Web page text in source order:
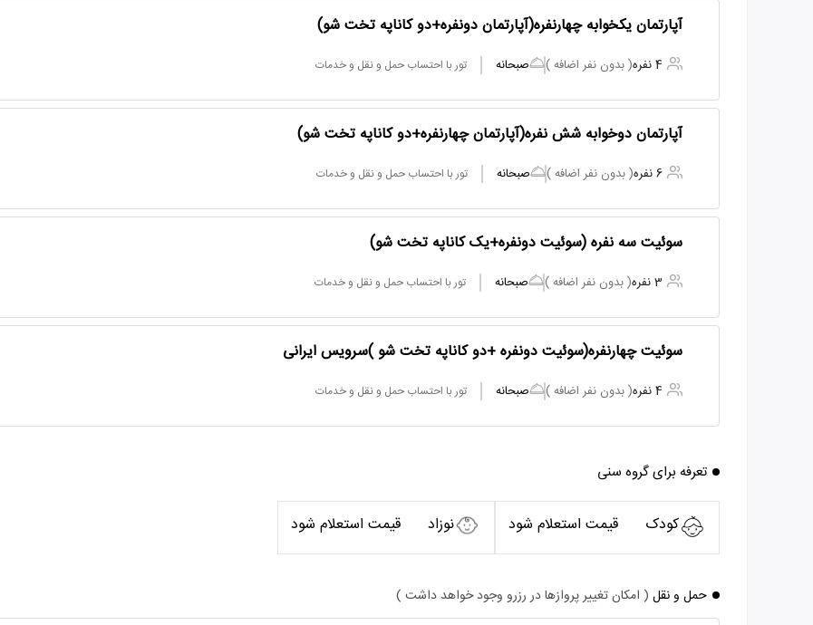
آپارتمان یکخوابه چهارنفره(آپارتمان دونفره+دو کاناپه تخت شو)
4 نفره ( بدون نفر اضافه ) صبحانه تور با احتساب حمل و نقل و خدمات
آپارتمان دوخوابه شش نفره(آپارتمان چهارنفره+دو کاناپه تخت شو)
6 نفره ( بدون نفر اضافه ) صبحانه تور با احتساب حمل و نقل و خدمات
سوئیت سه نفره (سوئیت دونفره+یک کاناپه تخت شو)
3 نفره ( بدون نفر اضافه ) صبحانه تور با احتساب حمل و نقل و خدمات
سوئیت چهارنفره(سوئیت دونفره +دو کاناپه تخت شو )سرویس ایرانی
4 نفره ( بدون نفر اضافه ) صبحانه تور با احتساب حمل و نقل و خدمات
تعرفه برای گروه سنی
کودک قیمت استعلام شود نوزاد قیمت استعلام شود
حمل و نقل ( امکان تغییر پروازها در رزرو وجود خواهد داشت )